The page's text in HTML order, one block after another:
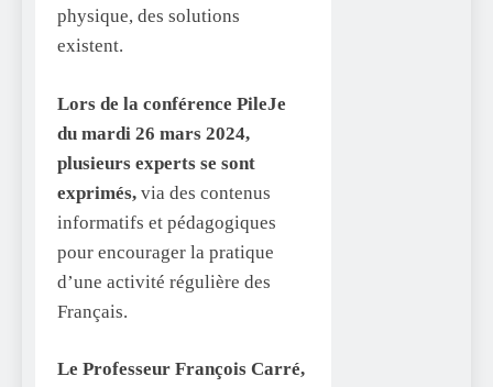
physique, des solutions
existent.
Lors de la conférence PileJe
du mardi 26 mars 2024,
plusieurs experts se sont
exprimés, via des contenus
informatifs et pédagogiques
pour encourager la pratique
d’une activité régulière des
Français.
Le Professeur François Carré,